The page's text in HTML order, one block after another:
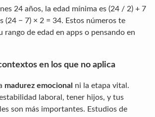
24 años, la edad mínima es (24 / 2) + 7
(24 − 7) × 2 = 34. Estos números te
rango de edad en apps o pensando en
en los que no aplica
madurez emocional ni la etapa vital.
laboral, tener hijos, y tus
son más importantes. Estudios de